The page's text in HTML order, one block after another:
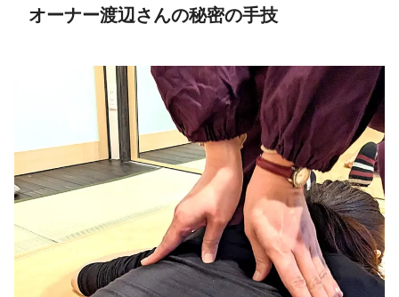
オーナー渡辺さんの秘密の手技